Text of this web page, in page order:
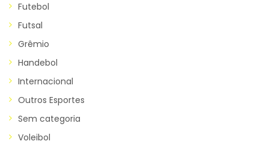
Futebol
Futsal
Grêmio
Handebol
Internacional
Outros Esportes
Sem categoria
Voleibol